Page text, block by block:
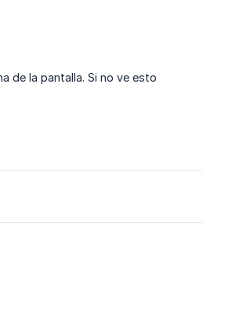
de la pantalla. Si no ve esto